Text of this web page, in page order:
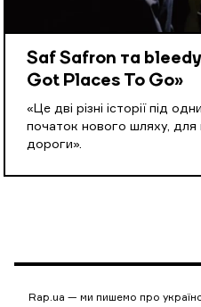
Saf Safron та
Got Places To Go»
«Це дві різні історії під
початок нового шляху,
дороги».
Rap.ua — ми пишемо про